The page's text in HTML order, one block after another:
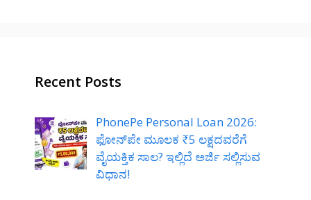
Recent Posts
PhonePe Personal Loan 2026:
ಫೋನ್‌ಪೇ ಮೂಲಕ ₹5 ಲಕ್ಷದವರೆಗೆ
ವೈಯಕ್ತಿಕ ಸಾಲ? ಇಲ್ಲಿದೆ ಅರ್ಜಿ ಸಲ್ಲಿಸುವ
ವಿಧಾನ!